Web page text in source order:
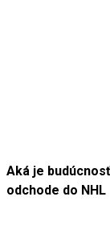
Aká je
odchode do NHL